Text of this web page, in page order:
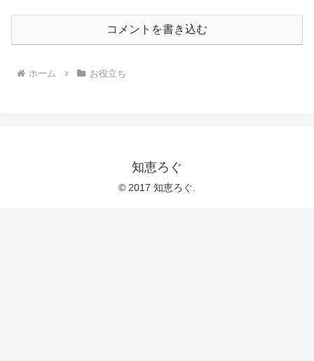
コメントを書き込む
ホーム お役立ち
知恵ろぐ
© 2017 知恵ろぐ.